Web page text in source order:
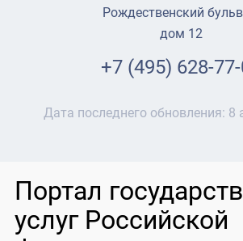
Рождественский
дом 12
+7 (495) 628-
Дата последнего обновления: 8
Портал
услуг Российской